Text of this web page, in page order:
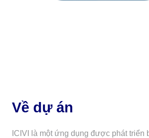
Về dự án
ICIVI là một ứng dụng được phát triển